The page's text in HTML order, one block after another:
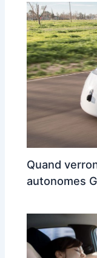
Quand
autonomes